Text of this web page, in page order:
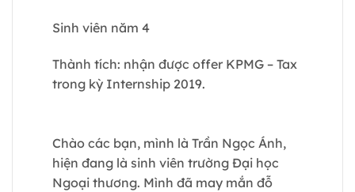
Sinh viên năm 4
Thành tích: nhận được offer KPMG – Tax
trong kỳ Internship 2019.
Chào các bạn, mình là Trần Ngọc Ánh,
hiện đang là sinh viên trường Đại học
Ngoại thương. Mình đã may mắn đỗ